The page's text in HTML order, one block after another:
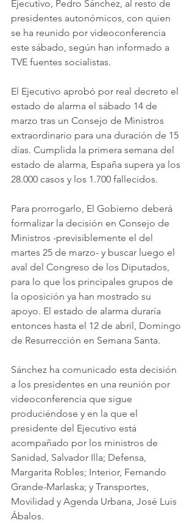
Ejecutivo, Pedro Sánchez, al resto de
presidentes autonómicos, con quien
se ha reunido por videoconferencia
este sábado, según han informado a
TVE fuentes socialistas.
El Ejecutivo aprobó por real decreto el
estado de alarma el sábado 14 de
marzo tras un Consejo de Ministros
extraordinario para una duración de 15
días. Cumplida la primera semana del
estado de alarma, España supera ya los
28.000 casos y los 1.700 fallecidos.
Para prorrogarlo, El Gobierno deberá
formalizar la decisión en Consejo de
Ministros -previsiblemente el del
martes 25 de marzo- y buscar luego el
aval del Congreso de los Diputados,
para lo que los principales grupos de
la oposición ya han mostrado su
apoyo. El estado de alarma duraría
entonces hasta el 12 de abril, Domingo
de Resurrección en Semana Santa.
Sánchez ha comunicado esta decisión
a los presidentes en una reunión por
videoconferencia que sigue
produciéndose y en la que el
presidente del Ejecutivo está
acompañado por los ministros de
Sanidad, Salvador Illa; Defensa,
Margarita Robles; Interior, Fernando
Grande-Marlaska; y Transportes,
Movilidad y Agenda Urbana, José Luis
Ábalos.